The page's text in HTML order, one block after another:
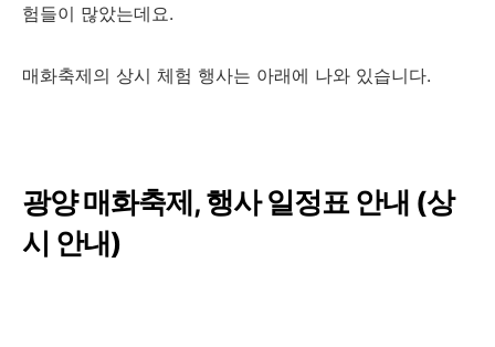
험들이 많았는데요.
매화축제의 상시 체험 행사는 아래에 나와 있습니다.
광양 매화축제, 행사 일정표 안내 (상
시 안내)